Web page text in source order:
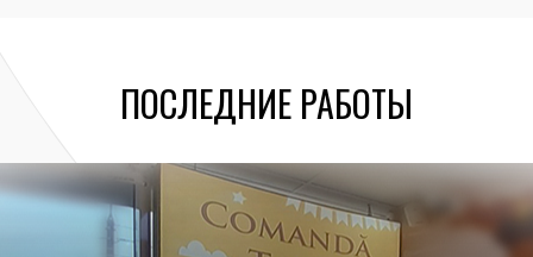
ПОСЛЕДНИЕ РАБОТЫ